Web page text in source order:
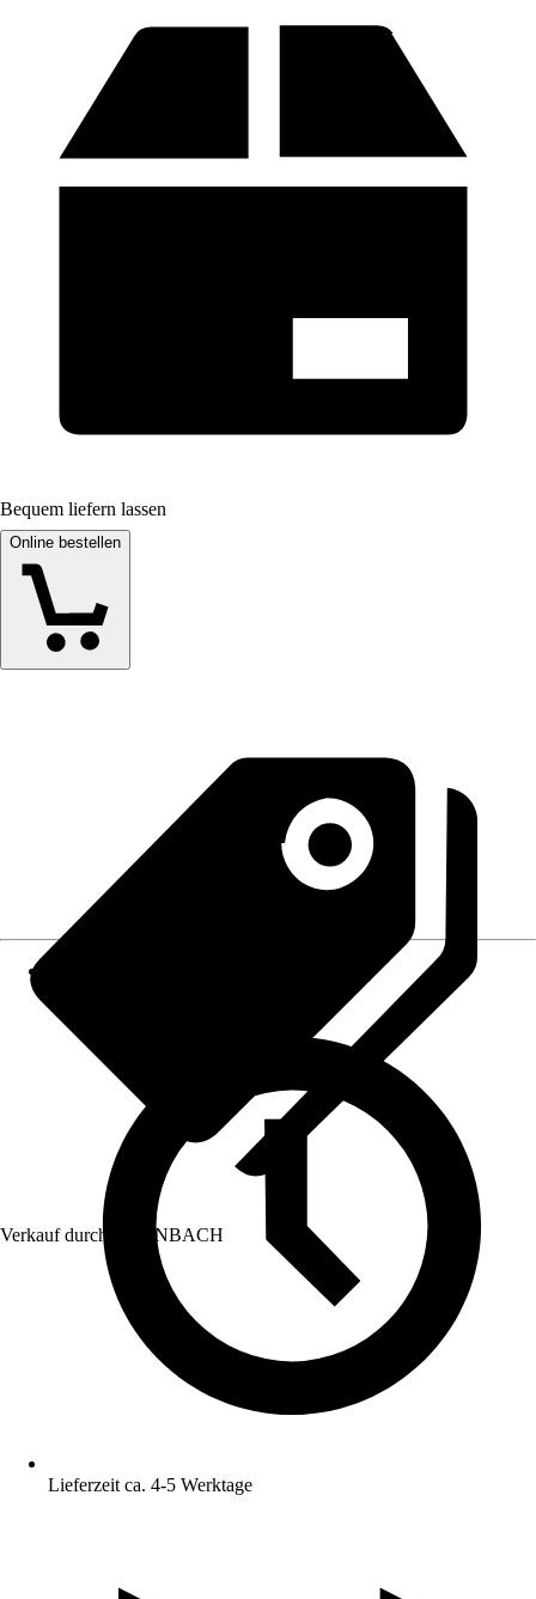
Bequem liefern lassen
Online bestellen
Verkauf durch: HORNBACH
Lieferzeit ca. 4-5 Werktage